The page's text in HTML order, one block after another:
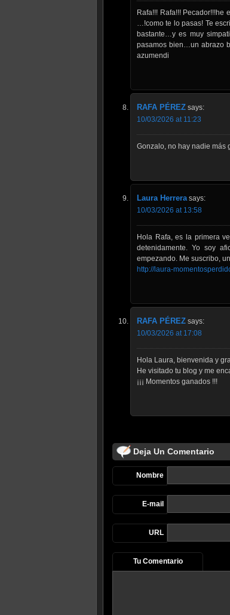
Rafa!!! Rafa!!!
…!como te lo pasas! Te
bastante…y es muy
pasamos bien…un abrazo
azumendi
RAFA PÉREZ says:
10/03/2026 at 11:23
Gonzalo, no hay nadie más
Laura Herrera says:
10/03/2026 at 13:58
Hola Rafa, es la primera
detenidamente. Yo soy
empezando. Me suscribo,
http://laura-
RAFA PÉREZ says:
10/03/2026 at 17:08
Hola Laura, bienvenida y
He visitado tu blog y me
¡¡¡ Momentos ganados !!!
Deja Un Comentario
Nombre
E-mail
URL
Tu Comentario